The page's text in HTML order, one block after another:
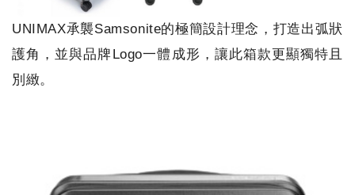
UNIMAX承襲Samsonite的極簡設計理念，打造出弧狀
護角，並與品牌Logo一體成形，讓此箱款更顯獨特且
別緻。